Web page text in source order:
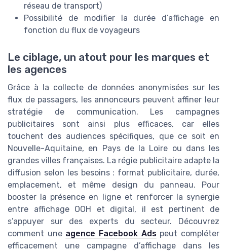
réseau de transport)
Possibilité de modifier la durée d’affichage en
fonction du flux de voyageurs
Le ciblage, un atout pour les marques et
les agences
Grâce à la collecte de données anonymisées sur les
flux de passagers, les annonceurs peuvent affiner leur
stratégie de communication. Les campagnes
publicitaires sont ainsi plus efficaces, car elles
touchent des audiences spécifiques, que ce soit en
Nouvelle-Aquitaine, en Pays de la Loire ou dans les
grandes villes françaises. La régie publicitaire adapte la
diffusion selon les besoins : format publicitaire, durée,
emplacement, et même design du panneau. Pour
booster la présence en ligne et renforcer la synergie
entre affichage OOH et digital, il est pertinent de
s’appuyer sur des experts du secteur. Découvrez
comment une agence Facebook Adspeut compléter
efficacement une campagne d’affichage dans les